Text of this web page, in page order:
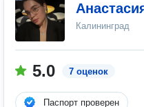
Калининград
5.0 7 оценок
Паспорт проверен